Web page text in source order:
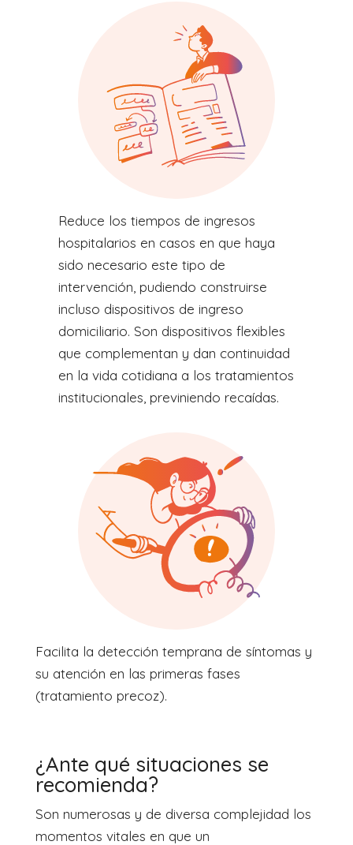
Reduce los tiempos de ingresos
hospitalarios en casos en que haya
sido necesario este tipo de
intervención, pudiendo construirse
incluso dispositivos de ingreso
domiciliario. Son dispositivos flexibles
que complementan y dan continuidad
en la vida cotidiana a los tratamientos
institucionales, previniendo recaídas.
Facilita la detección temprana de síntomas y
su atención en las primeras fases
(tratamiento precoz).
¿Ante qué situaciones se
recomienda?
Son numerosas y de diversa complejidad los
momentos vitales en que un